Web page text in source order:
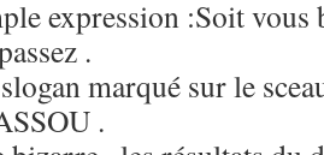
expression :Soit vous
.
marqué sur le
.